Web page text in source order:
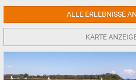
ALLE ERLEBNISSE
KARTE